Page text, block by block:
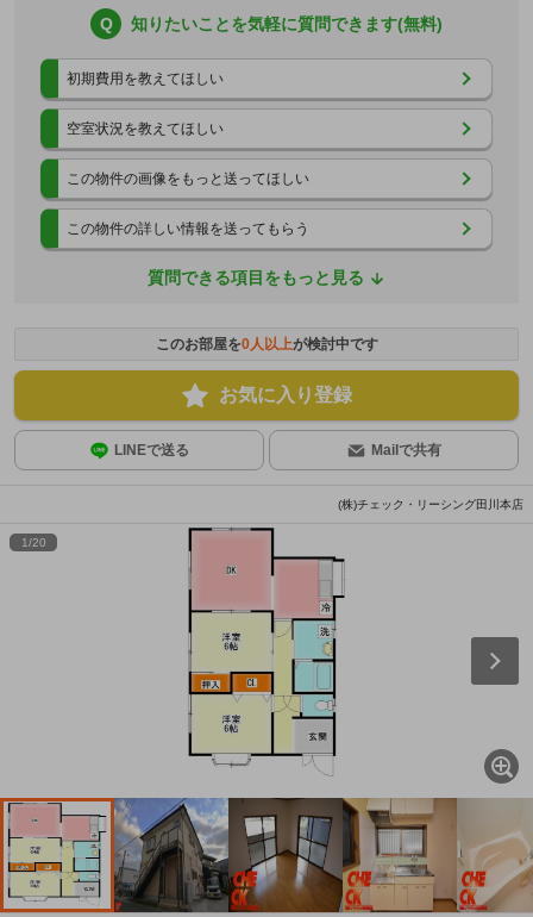
Q 知りたいことを気軽に質問できます(無料)
初期費用を教えてほしい
空室状況を教えてほしい
この物件の画像をもっと送ってほしい
この物件の詳しい情報を送ってもらう
質問できる項目をもっと見る
このお部屋を0人以上が検討中です
お気に入り登録
LINEで送る Mailで共有
(株)チェック・リーシング田川本店
1/20